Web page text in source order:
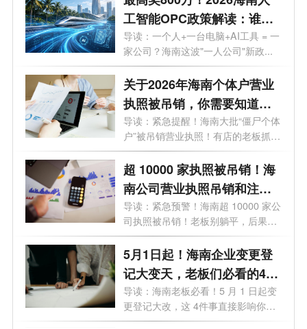
工智能OPC政策解读：谁可
以拿、能拿多少、怎么落
地？一文了解！
导读：一个人+一台电脑+AI工具 = 一
家公司？海南这波"一人公司"新政...
关于2026年海南个体户营业
执照被吊销，你需要知道的
10大问题
导读：紧急提醒！海南大批“僵尸个体
户”被吊销营业执照！有店的老板抓
紧...
超 10000 家执照被吊销！海
南公司营业执照吊销和注销
一样吗？企业被吊销后应该
怎么处理？看这篇就够了！
导读：紧急预警！海南超 10000 家公
司执照被吊销！老板别躺平，后果直
接影...
5月1日起！海南企业变更登
记大变天，老板们必看的4个
关键影响
导读：海南老板必看！5 月 1 日起变
更登记大改，这 4件事直接影响你的
钱袋...